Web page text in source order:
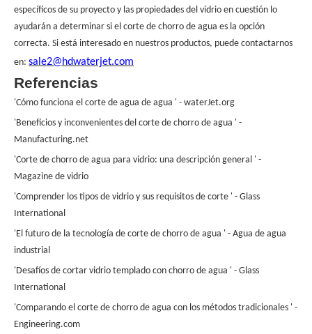
específicos de su proyecto y las propiedades del vidrio en cuestión lo
ayudarán a determinar si el corte de chorro de agua es la opción
correcta. Si está interesado en nuestros productos, puede contactarnos
en: sale2@hdwaterjet.com
Referencias
'Cómo funciona el corte de agua de agua ' - waterJet.org
'Beneficios y inconvenientes del corte de chorro de agua ' -
Manufacturing.net
'Corte de chorro de agua para vidrio: una descripción general ' -
Magazine de vidrio
'Comprender los tipos de vidrio y sus requisitos de corte ' - Glass
International
'El futuro de la tecnología de corte de chorro de agua ' - Agua de agua
industrial
'Desafíos de cortar vidrio templado con chorro de agua ' - Glass
International
'Comparando el corte de chorro de agua con los métodos tradicionales ' -
Engineering.com